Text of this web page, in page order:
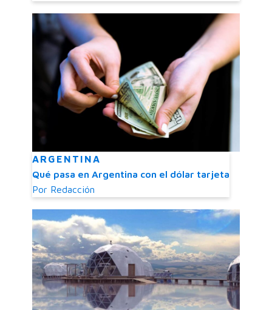
ARGENTINA
Qué pasa en Argentina con el dólar tarjeta
Por Redacción